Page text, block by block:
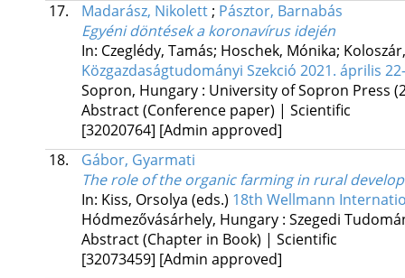
17.
Madarász, Nikolett; Pásztor, Barnabás
Egyéni döntések a koronavírus idején
In: Czeglédy, Tamás; Hoschek, Mónika;
Közgazdaságtudományi Szekció 2021. április
Sopron, Hungary : University of Sopron Press
Abstract (Conference paper) | Scientific
[32020764] [Admin approved]
18.
Gábor, Gyarmati
The role of the organic farming in rural
In: Kiss, Orsolya (eds.) 18th Wellmann
Hódmezővásárhely, Hungary : Szegedi
Abstract (Chapter in Book) | Scientific
[32073459] [Admin approved]